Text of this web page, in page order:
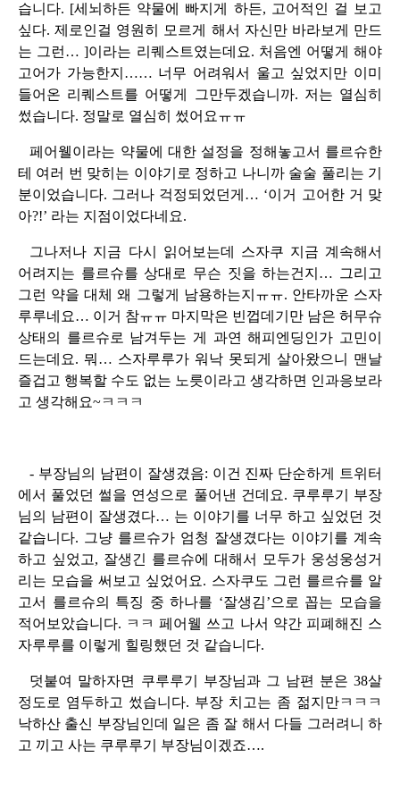
습니다. [세뇌하든 약물에 빠지게 하든, 고어적인 걸 보고
싶다. 제로인걸 영원히 모르게 해서 자신만 바라보게 만드
는 그런… ]이라는 리퀘스트였는데요. 처음엔 어떻게 해야
고어가 가능한지…… 너무 어려워서 울고 싶었지만 이미
들어온 리퀘스트를 어떻게 그만두겠습니까. 저는 열심히
썼습니다. 정말로 열심히 썼어요ㅠㅠ
페어웰이라는 약물에 대한 설정을 정해놓고서 를르슈한
테 여러 번 맞히는 이야기로 정하고 나니까 술술 풀리는 기
분이었습니다. 그러나 걱정되었던게… ‘이거 고어한 거 맞
아?!’ 라는 지점이었다네요.
그나저나 지금 다시 읽어보는데 스자쿠 지금 계속해서
어려지는 를르슈를 상대로 무슨 짓을 하는건지… 그리고
그런 약을 대체 왜 그렇게 남용하는지ㅠㅠ. 안타까운 스자
루루네요… 이거 참ㅠㅠ 마지막은 빈껍데기만 남은 허무슈
상태의 를르슈로 남겨두는 게 과연 해피엔딩인가 고민이
드는데요. 뭐… 스자루루가 워낙 못되게 살아왔으니 맨날
즐겁고 행복할 수도 없는 노릇이라고 생각하면 인과응보라
고 생각해요~ㅋㅋㅋ
- 부장님의 남편이 잘생겼음: 이건 진짜 단순하게 트위터
에서 풀었던 썰을 연성으로 풀어낸 건데요. 쿠루루기 부장
님의 남편이 잘생겼다… 는 이야기를 너무 하고 싶었던 것
같습니다. 그냥 를르슈가 엄청 잘생겼다는 이야기를 계속
하고 싶었고, 잘생긴 를르슈에 대해서 모두가 웅성웅성거
리는 모습을 써보고 싶었어요. 스자쿠도 그런 를르슈를 알
고서 를르슈의 특징 중 하나를 ‘잘생김’으로 꼽는 모습을
적어보았습니다. ㅋㅋ 페어웰 쓰고 나서 약간 피폐해진 스
자루루를 이렇게 힐링했던 것 같습니다.
덧붙여 말하자면 쿠루루기 부장님과 그 남편 분은 38살
정도로 염두하고 썼습니다. 부장 치고는 좀 젊지만ㅋㅋㅋ
낙하산 출신 부장님인데 일은 좀 잘 해서 다들 그러려니 하
고 끼고 사는 쿠루루기 부장님이겠죠….